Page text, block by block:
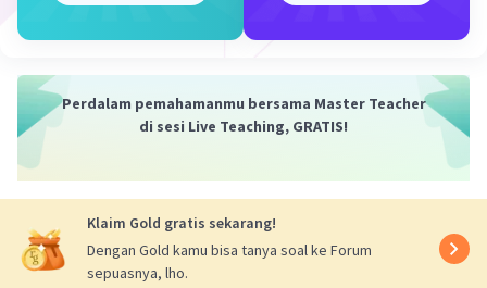
4. Keempat, kita hitung akar dari 180, yaitu √180.
Jadi, panjang garis singgung persekutuan dalam antara
dua lingkaran tersebut adalah √180 cm. Semoga
Beri Rating·0.0(0) Balas
Perdalam pemahamanmu bersama Master Teacher
di sesi Live Teaching, GRATIS!
Klaim Gold gratis sekarang!
Dengan Gold kamu bisa tanya soal ke Forum
sepuasnya, lho.